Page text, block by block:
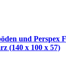
und Perspex
(140 x 100 x 57)